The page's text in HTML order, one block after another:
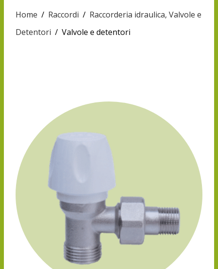
Home / Raccordi / Raccorderia idraulica, Valvole e
Detentori / Valvole e detentori